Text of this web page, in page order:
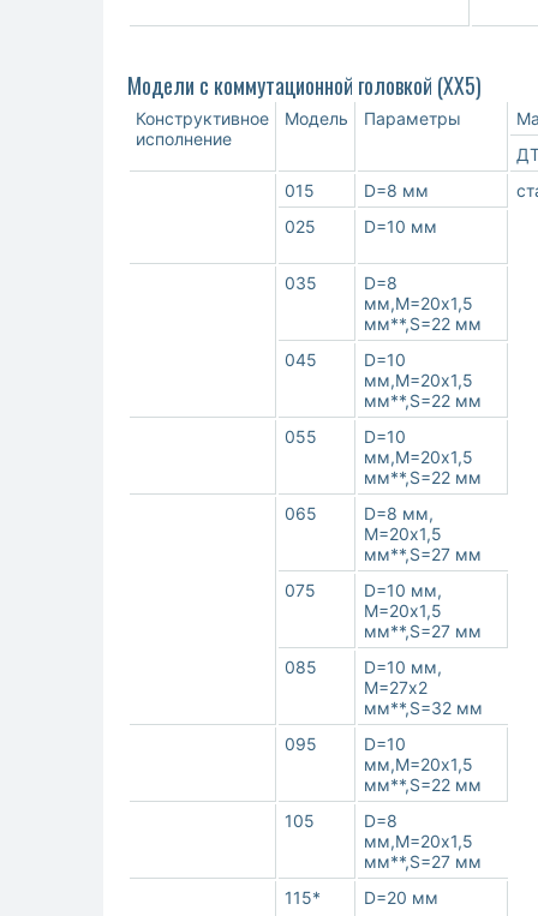
Модели с коммутационной головкой (ХХ5)
Конструктивное
исполнение
Модель Параметры
015
D=8 мм
025 D=10 мм
035
D=8
мм,M=20х1,5
мм**,S=22 мм
045
D=10
мм,M=20х1,5
мм**,S=22 мм
055
D=10
мм,M=20х1,5
мм**,S=22 мм
065
D=8 мм,
M=20х1,5
мм**,S=27 мм
075
D=10 мм,
M=20х1,5
мм**,S=27 мм
085
D=10 мм,
M=27х2
мм**,S=32 мм
095
D=10
мм,M=20х1,5
мм**,S=22 мм
105
D=8
мм,M=20х1,5
мм**,S=27 мм
115*
D=20 мм